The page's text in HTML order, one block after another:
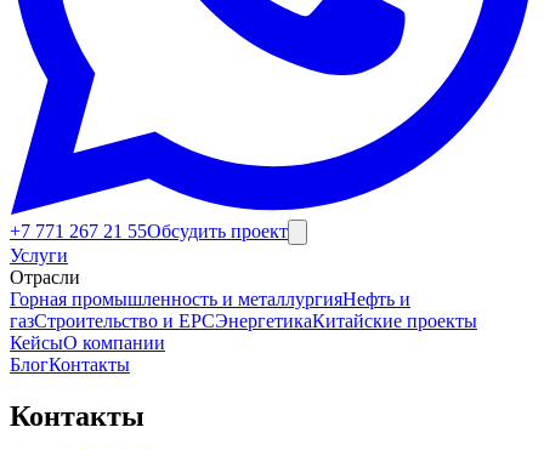
+7 771 267 21 55Обсудить проект
Услуги
Отрасли
Горная промышленность и металлургияНефть и
газСтроительство и EPCЭнергетикаКитайские проекты
КейсыО компании
БлогКонтакты
Контакты
Советы клиентам